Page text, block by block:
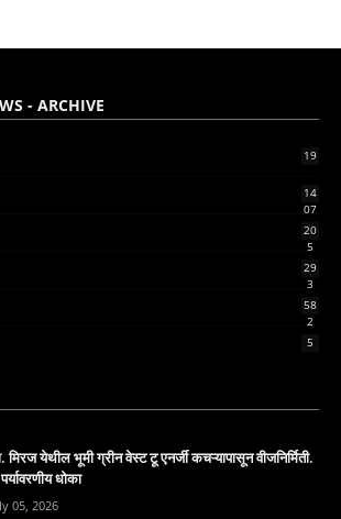
- ARCHIVE
19
14
07
20
5
29
3
58
2
5
मिरज येथील भूमी ग्रीन वेस्ट टू एनर्जी कचऱ्यापासून वीजनिर्मिती.
धोका
05, 2026